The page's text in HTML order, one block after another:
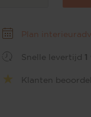
Hiroo eetensemble
bekleding Kleed je
elegantie met de
polyester bekleding
textuur en
duurzaamheid en
Plan
Snelle levertijd 1
Klanten